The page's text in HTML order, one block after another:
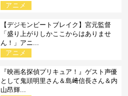
アニメ
【デジモンビートブレイク】宮元監督
「盛り上がりしかここからはありませ
ん！」アニ...
アニメ
『映画名探偵プリキュア！』ゲスト声優
として鬼頭明里さん＆島﨑信長さん＆内
山昂輝...